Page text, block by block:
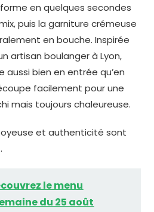
en quelques secondes
puis la garniture crémeuse
en bouche. Inspirée
artisan boulanger à Lyon,
bien en entrée qu’en
facilement pour une
mais toujours chaleureuse.
et authenticité sont
le menu
du 25 août